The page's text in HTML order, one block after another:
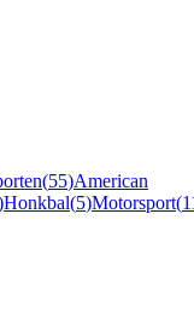
(55)American
Honkbal(5)Motorsport(